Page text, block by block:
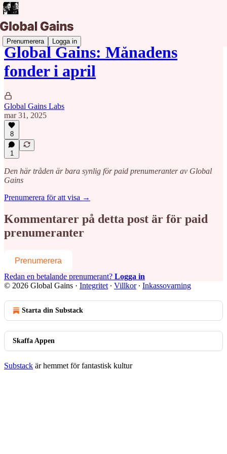
Prenumerera Logga in
Global Gains: Månadens
fonder i april
Global Gains Labs
mar 31, 2025
8
1
Den här tråden är bara synlig för paid prenumeranter av Global
Gains
Prenumerera för att visa →
Kommentarer på detta post är för paid
prenumeranter
Prenumerera
Redan en betalande prenumerant? Logga in
© 2026 Global Gains · Integritet ∙ Villkor∙ Inkassovarning
Starta din Substack
Skaffa Appen
Substack är hemmet för fantastisk kultur